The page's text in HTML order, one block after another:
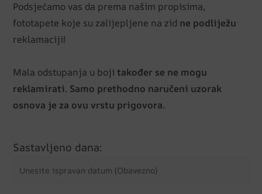
Podsjećamo vas da prema našim propisima,
fototapete koje su zalijepljene na zid ne podliježu
reklamaciji!
Mala odstupanja u bojitakođer se ne mogu
reklamirati. Samo prethodno naručeni uzorak
osnova je za ovu vrstu prigovora.
Sastavljeno dana: